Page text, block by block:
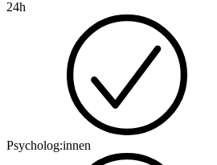
24h
Psycholog:innen